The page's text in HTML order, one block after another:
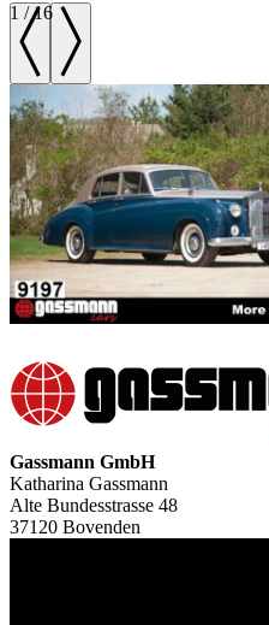
1 /16
Gassmann GmbH
Katharina Gassmann
Alte Bundesstrasse 48
37120 Bovenden